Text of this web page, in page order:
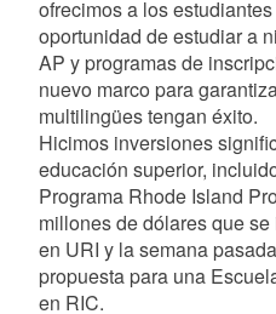
ofrecimos a los
oportunidad de estudiar a
AP y programas de
nuevo marco para
multilingües tengan éxito.
Hicimos inversiones
educación superior,
Programa Rhode Island
millones de dólares que
en URI y la semana
propuesta para una
en RIC.